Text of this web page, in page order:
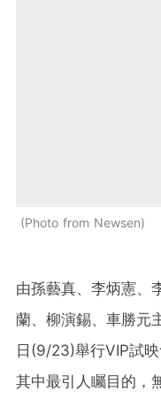
Photo from Newsen
由孫藝真、李炳憲、
蘭、柳演錫、車勝元
日(9/23)舉行VIP試
其中最引人矚目的，